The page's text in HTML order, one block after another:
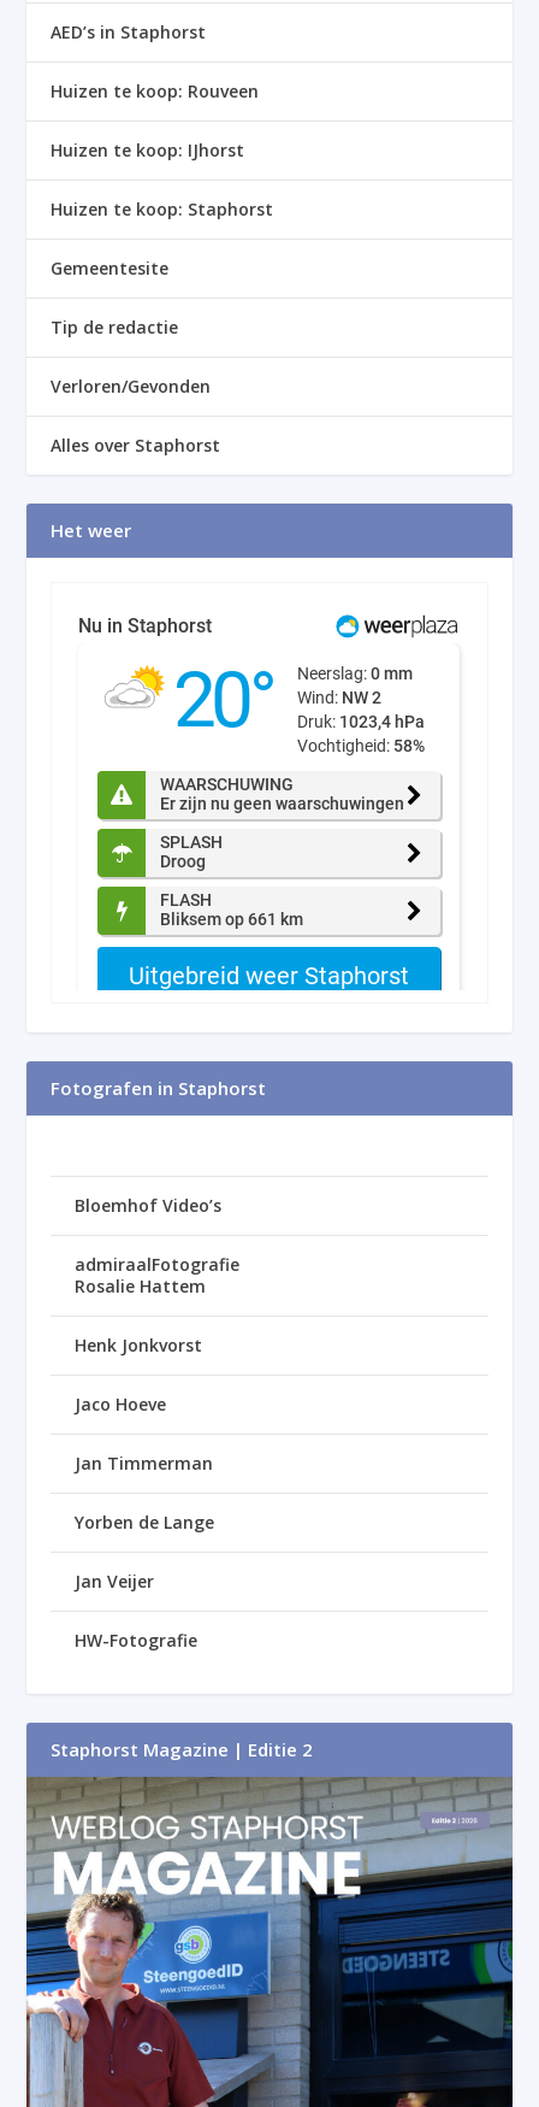
AED’s in Staphorst
Huizen te koop: Rouveen
Huizen te koop: IJhorst
Huizen te koop: Staphorst
Gemeentesite
Tip de redactie
Verloren/Gevonden
Alles over Staphorst
Het weer
Fotografen in Staphorst
Bloemhof Video’s
admiraalFotografie
Rosalie Hattem
Henk Jonkvorst
Jaco Hoeve
Jan Timmerman
Yorben de Lange
Jan Veijer
HW-Fotografie
Staphorst Magazine | Editie 2